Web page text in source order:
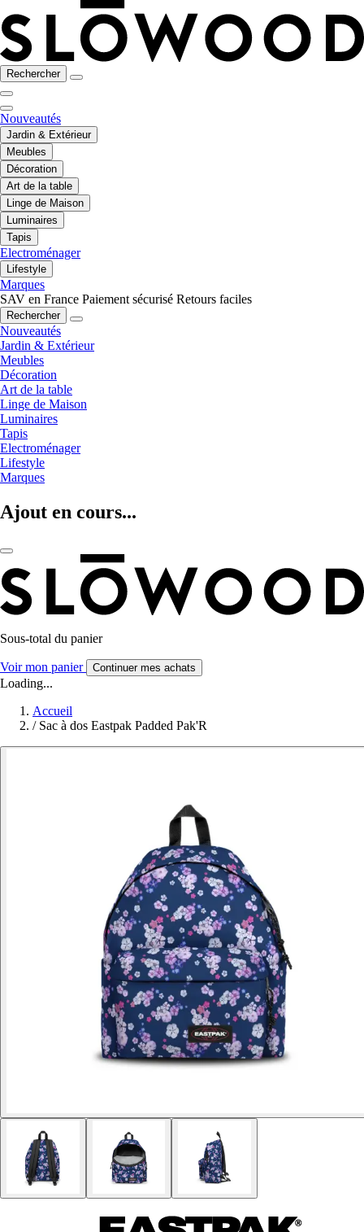
Rechercher
Nouveautés
Jardin & Extérieur
Meubles
Décoration
Art de la table
Linge de Maison
Luminaires
Tapis
Electroménager
Lifestyle
Marques
SAV en France Paiement sécurisé Retours faciles
Rechercher
Nouveautés
Jardin & Extérieur
Meubles
Décoration
Art de la table
Linge de Maison
Luminaires
Tapis
Electroménager
Lifestyle
Marques
Ajout en cours...
Sous-total du panier
Voir mon panier Continuer mes achats
Loading...
Accueil
/ Sac à dos Eastpak Padded Pak'R